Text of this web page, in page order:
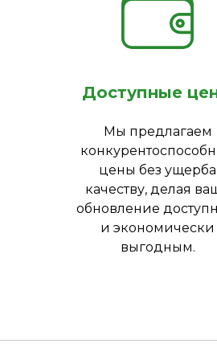
Доступные
Мы предлагаем
цены без ущерба
качеству, делая
обновление
и экономически
выгодным.